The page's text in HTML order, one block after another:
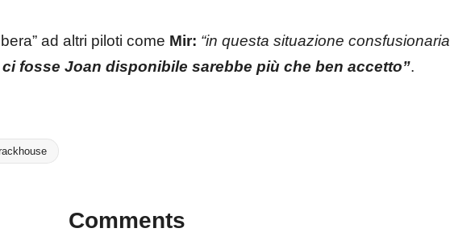
ad altri piloti come Mir: “in questa situazione consfusionaria
fosse Joan disponibile sarebbe più che ben accetto”.
Comments